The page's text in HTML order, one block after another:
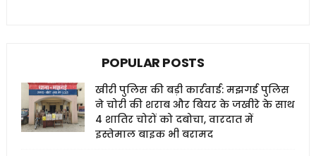
POPULAR POSTS
खीरी पुलिस की बड़ी कार्रवाई: मझगई पुलिस
ने चोरी की शराब और बियर के जखीरे के साथ
4 शातिर चोरों को दबोचा, वारदात में
इस्तेमाल बाइक भी बरामद